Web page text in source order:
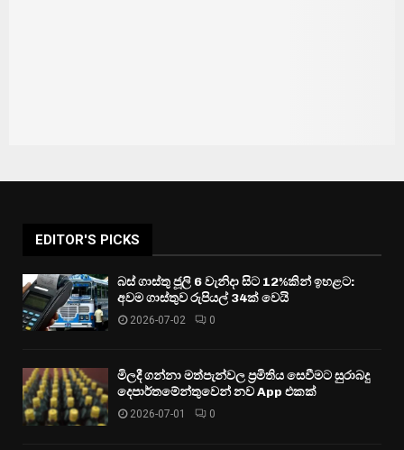
EDITOR'S PICKS
බස් ගාස්තු ජූලි 6 වැනිදා සිට 12%කින් ඉහළට:
අවම ගාස්තුව රුපියල් 34ක් වෙයි
2026-07-02 0
මිලදී ගන්නා මත්පැන්වල ප්‍රමිතිය සෙවීමට සුරාබදු
දෙපාර්තමේන්තුවෙන් නව App එකක්
2026-07-01 0